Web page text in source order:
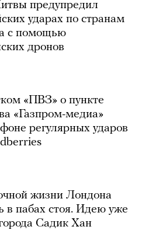
предупредил
ударах по странам
с помощью
дронов
«ПВЗ» о пункте
«Газпром-медиа»
регулярных ударов
жизни Лондона
в пабах стоя. Идею уже
Садик Хан